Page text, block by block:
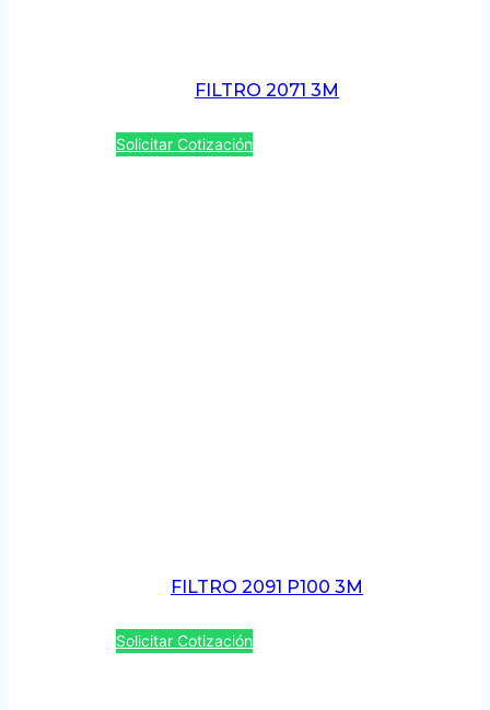
FILTRO 2071 3M
Solicitar Cotización
FILTRO 2091 P100 3M
Solicitar Cotización